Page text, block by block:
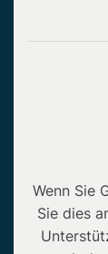
Wenn Sie
Sie dies